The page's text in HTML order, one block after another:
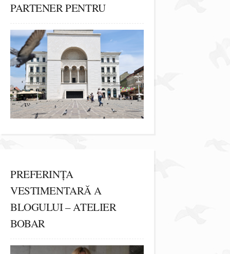
PARTENER PENTRU
PREFERINȚA
VESTIMENTARĂ A
BLOGULUI – ATELIER
BOBAR